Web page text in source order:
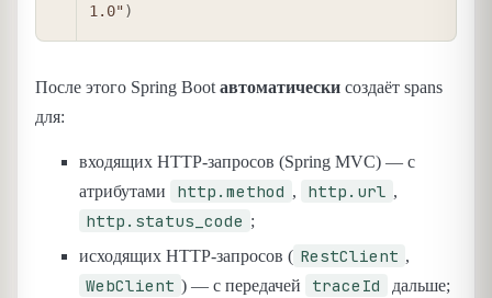
1.0")
После этого Spring Boot автоматически создаёт spans
для:
входящих HTTP-запросов (Spring MVC) — с
атрибутами
http.method , http.url ,
http.status_code ;
исходящих HTTP-запросов ( RestClient ,
WebClient ) — с передачей traceId
дальше;